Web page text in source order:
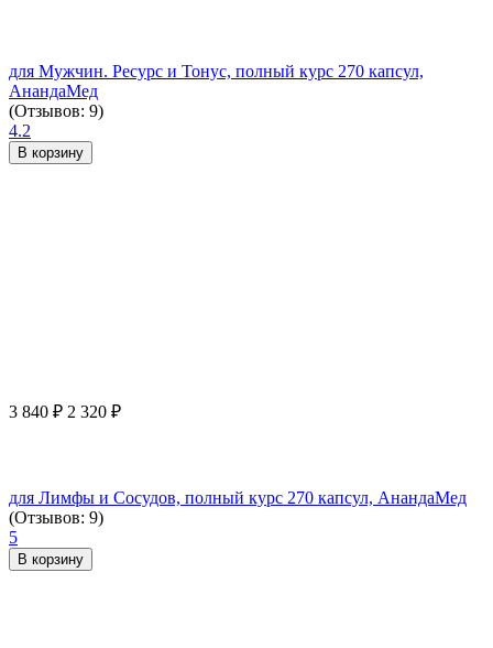
для Мужчин. Ресурс и Тонус, полный курс 270 капсул,
АнандаМед
(Отзывов: 9)
4.2
В корзину
3 840 ₽ 2 320 ₽
для Лимфы и Сосудов, полный курс 270 капсул, АнандаМед
(Отзывов: 9)
5
В корзину